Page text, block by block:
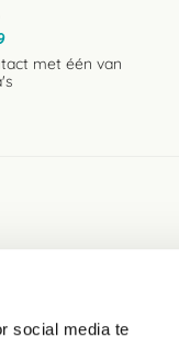
social media te
met één van